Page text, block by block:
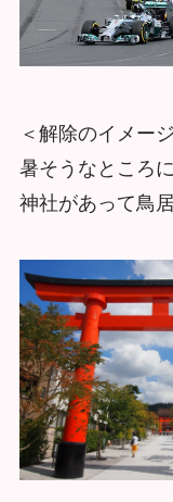
＜解除のイメー
暑そうなところに
神社があって鳥